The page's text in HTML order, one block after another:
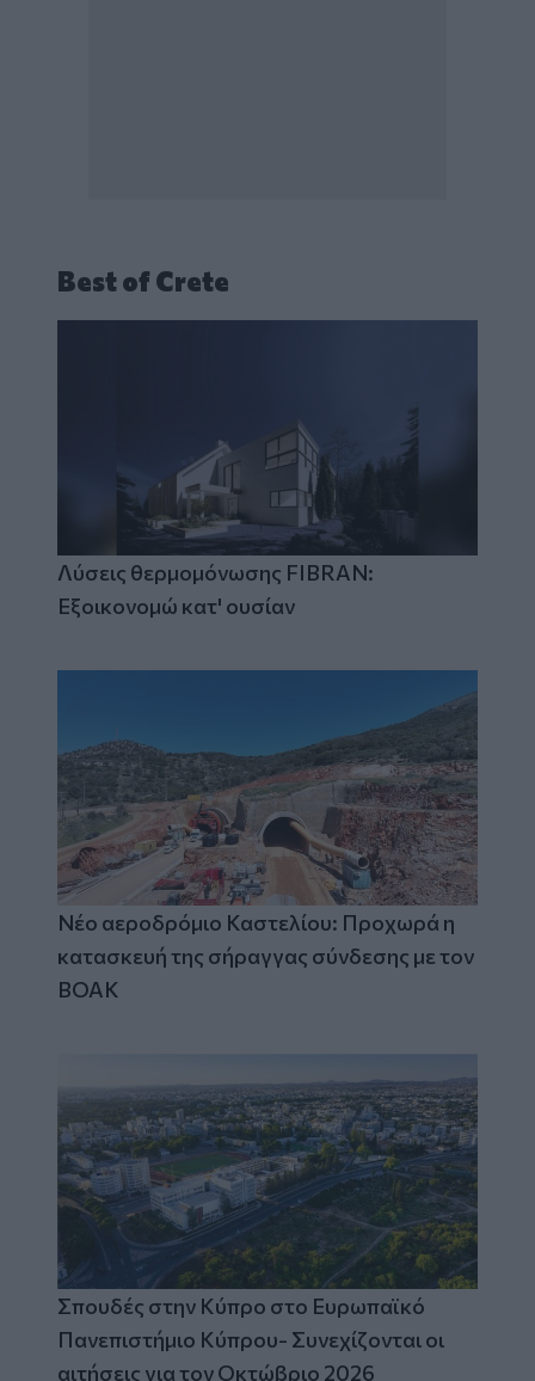
Best of Crete
Λύσεις θερμομόνωσης FIBRAN:
Εξοικονομώ κατ' ουσίαν
Νέο αεροδρόμιο Καστελίου: Προχωρά η
κατασκευή της σήραγγας σύνδεσης με τον
ΒΟΑΚ
Σπουδές στην Κύπρο στο Ευρωπαϊκό
Πανεπιστήμιο Κύπρου- Συνεχίζονται οι
αιτήσεις για τον Οκτώβριο 2026